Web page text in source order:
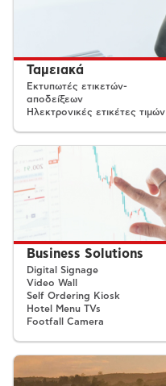
Ταμειακά
Εκτυπωτές ετικετών-
αποδείξεων
Ηλεκτρονικές ετικέτες τιμών
Business Solutions
Digital Signage
Video Wall
Self Ordering Kiosk
Hotel Menu TVs
Footfall Camera